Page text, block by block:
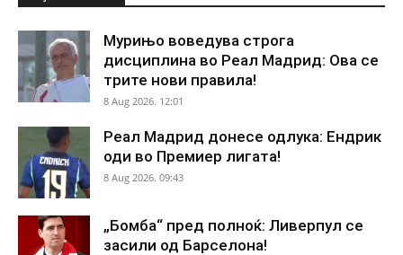
Мурињо воведува строга
дисциплина во Реал Мадрид: Ова се
трите нови правила!
8 Aug 2026. 12:01
Реал Мадрид донесе одлука: Ендрик
оди во Премиер лигата!
8 Aug 2026. 09:43
„Бомба“ пред полноќ: Ливерпул се
засили од Барселона!